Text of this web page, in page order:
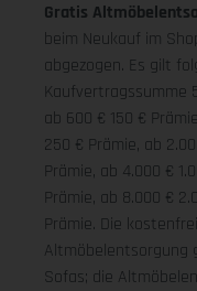
Gratis
beim Neukauf im
abgezogen. Es gilt
Kaufvertragssumme
ab 600 € 150 €
250 € Prämie, ab
Prämie, ab 4.000 €
Prämie, ab 8.000 €
Prämie. Die
Altmöbelentsorgung
Sofas; die